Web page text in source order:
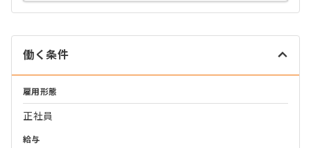
働く条件
雇用形態
正社員
給与